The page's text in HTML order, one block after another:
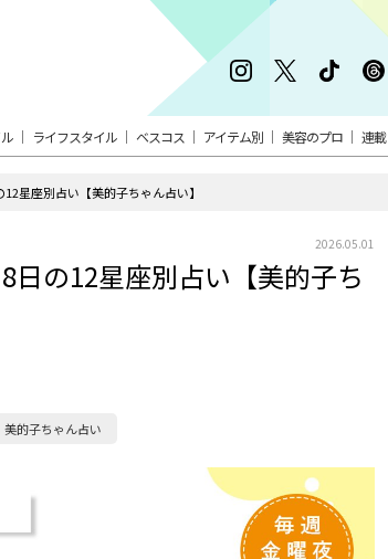
ライフスタイル ベスコス アイテム別 美容のプロ 連載
星座別占い【美的子ちゃん占い】
2026.05.01
日の12星座別占い【美的子ち
美的子ちゃん占い